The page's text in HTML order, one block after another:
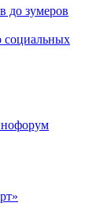
до зумеров
социальных